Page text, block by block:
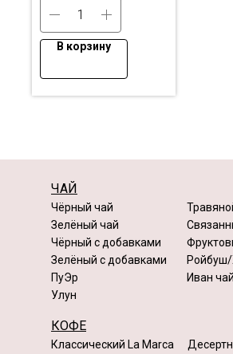
В корзину
ЧАЙ
Чёрный чай
Зелёный чай
Чёрный с добавками
Зелёный с добавками
ПуЭр
Улун
Иван чай
Классический La Marca
КОФЕ